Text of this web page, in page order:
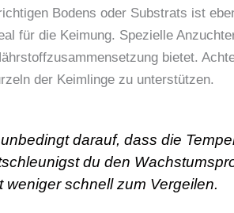
Bodens oder Substrats ist
für die Keimung. Spezielle
bietet.
der Keimlinge zu unterstützen.
darauf, dass die
du den
weniger schnell zum Vergeilen.